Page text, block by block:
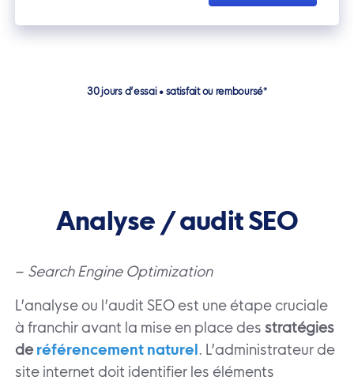
30 jours d’essai • satisfait ou remboursé*
Analyse / audit SEO
– Search Engine Optimization
L’analyse ou l’audit SEO est une étape cruciale
à franchir avant la mise en place desstratégies
deréférencement naturel. L’administrateur de
site internet doit identifier les éléments